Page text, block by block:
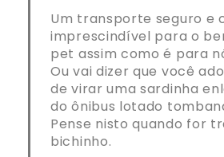
Um transporte seguro e
imprescindível para o
pet assim como é para
Ou vai dizer que você
de virar uma sardinha
do ônibus lotado
Pense nisto quando for
bichinho.